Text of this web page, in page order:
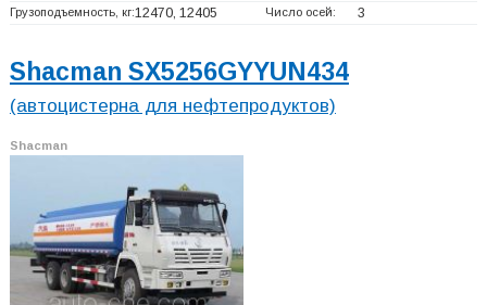
Грузоподъемность, кг:12470, 12405 Число осей: 3
Shacman SX5256GYYUN434
(автоцистерна для нефтепродуктов)
Shacman